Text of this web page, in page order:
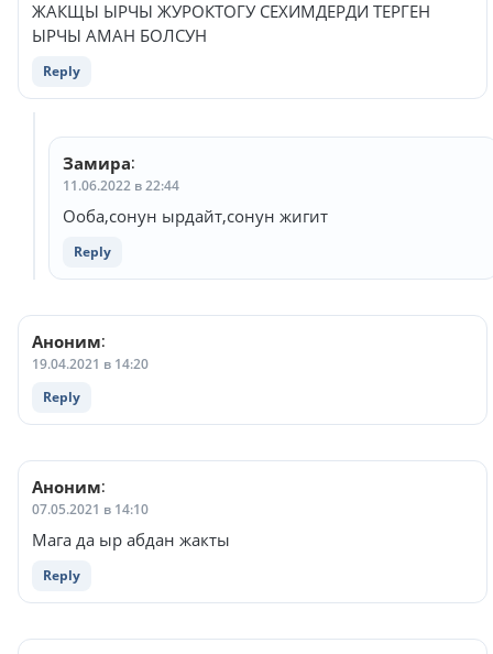
ЖАКЩЫ ЫРЧЫ ЖУРОКТОГУ СЕХИМДЕРДИ ТЕРГЕН
ЫРЧЫ АМАН БОЛСУН
Reply
Замира:
11.06.2022 в 22:44
Ооба,сонун ырдайт,сонун жигит
Reply
Аноним:
19.04.2021 в 14:20
Reply
Аноним:
07.05.2021 в 14:10
Мага да ыр абдан жакты
Reply